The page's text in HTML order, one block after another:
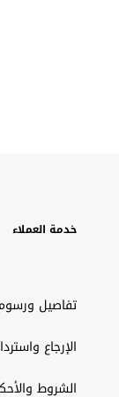
خدمة العملاء
تفاصيل
الإرجاع
الشروط